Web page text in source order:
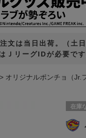
文は当日出荷。（土日
ＪリーグIDが必要です
オリジナルポンチョ（Jr.
在庫